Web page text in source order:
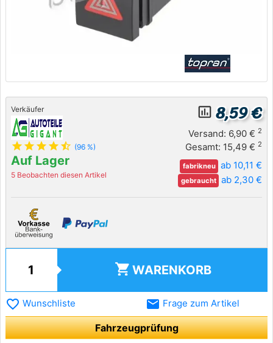
Verkäufer
star star star star star_half (96 %)
Auf Lager
5 Beobachten diesen Artikel
insert_chart_outlined 8,59 €
Versand: 6,90 € 2
Gesamt: 15,49 € 2
fabrikneu ab 10,11 €
gebraucht ab 2,30 €
shopping_cart WARENKORB
favorite_border Wunschliste email Frage zum Artikel
Fahrzeugprüfung